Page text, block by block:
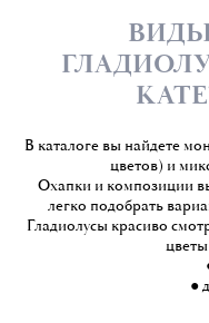
В каталоге вы найдете
цветов) и
Охапки и композиции
легко подобрать
Гладиолусы красиво
●